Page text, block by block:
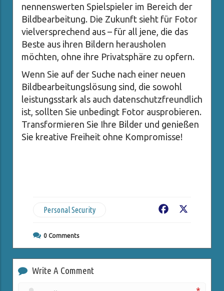
nennenswerten Spielspieler im Bereich der
Bildbearbeitung. Die Zukunft sieht für Fotor
vielversprechend aus – für all jene, die das
Beste aus ihren Bildern herausholen
möchten, ohne ihre Privatsphäre zu opfern.
Wenn Sie auf der Suche nach einer neuen
Bildbearbeitungslösung sind, die sowohl
leistungsstark als auch datenschutzfreundlich
ist, sollten Sie unbedingt Fotor ausprobieren.
Transformieren Sie Ihre Bilder und genießen
Sie kreative Freiheit ohne Kompromisse!
Personal Security Facebook
0 Comments
Write A Comment